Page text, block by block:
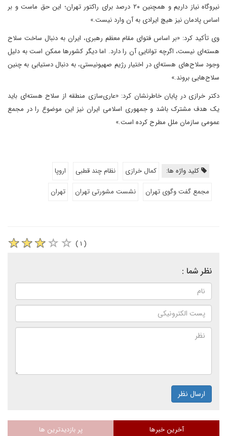
نیروگاه نیاز داریم و همچنین ۲۰ درصد برای راکتور تهران؛ این حق ماست و بر
اساس پادمان نیز هیچ ایرادی به آن وارد نیست.»
وی تأکید کرد: «بر اساس فتوای مقام معظم رهبری، ایران به دنبال ساخت سلاح
هسته‌ای نیست، اگرچه توانایی آن را دارد. اما دیگر کشورها ممکن است به دلیل
وجود سلاح‌های هسته‌ای در اختیار رژیم صهیونیستی، به دنبال دستیابی به چنین
سلاح‌هایی بروند.»
دکتر خرازی در پایان خاطرنشان کرد: «عاری‌سازی منطقه از سلاح هسته‌ای باید
یک هدف مشترک باشد و جمهوری اسلامی ایران نیز این موضوع را در مجمع
عمومی سازمان ملل مطرح کرده است.»
کلید واژه ها: کمال خرازی نظام چند قطبی
اروپا
مجمع گفت وگوی تهران
نشست مشورتی تهران تهران
( ۱ )
نظر شما :
ارسال نظر
آخرین خبرها پر بازدیدترین ها